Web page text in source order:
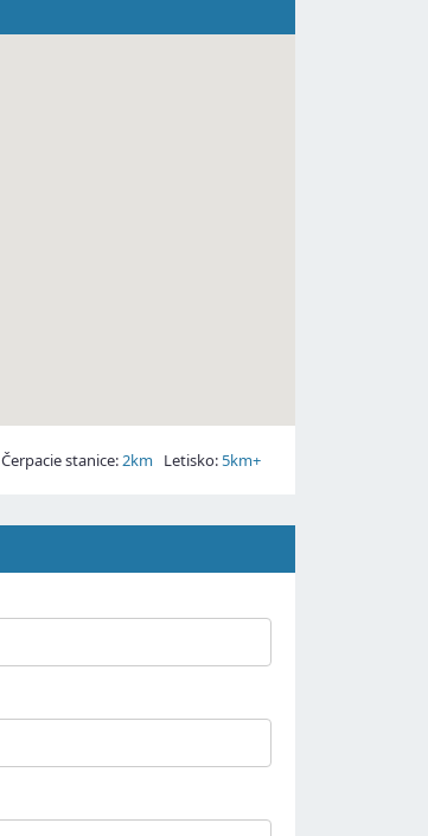
Čerpacie stanice:2km Letisko: 5km+